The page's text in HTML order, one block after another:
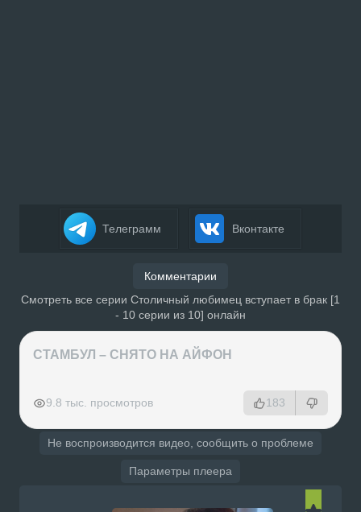
Телеграмм Вконтакте
Комментарии
Смотреть все серии Столичный любимец вступает в брак [1
- 10 серии из 10] онлайн
СТАМБУЛ – СНЯТО НА АЙФОН
9.8 тыс. просмотров 183
Не воспроизводится видео, сообщить о проблеме
Параметры плеера